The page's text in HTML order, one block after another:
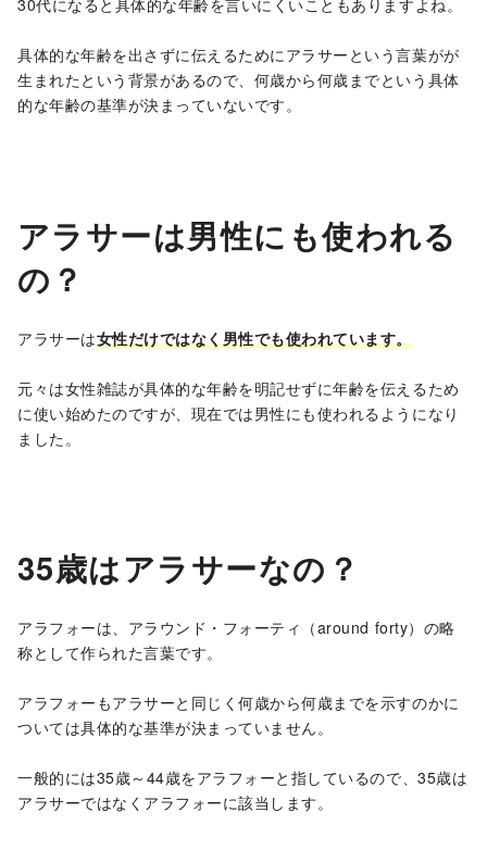
30代になると具体的な年齢を言いにくいこともありますよね。
具体的な年齢を出さずに伝えるためにアラサーという言葉がが
生まれたという背景があるので、何歳から何歳までという具体
的な年齢の基準が決まっていないです。
アラサーは男性にも使われる
の？
アラサーは女性だけではなく男性でも使われています。
元々は女性雑誌が具体的な年齢を明記せずに年齢を伝えるため
に使い始めたのですが、現在では男性にも使われるようになり
ました。
35歳はアラサーなの？
アラフォーは、アラウンド・フォーティ（around forty）の略
称として作られた言葉です。
アラフォーもアラサーと同じく何歳から何歳までを示すのかに
ついては具体的な基準が決まっていません。
一般的には35歳～44歳をアラフォーと指しているので、35歳は
アラサーではなくアラフォーに該当します。